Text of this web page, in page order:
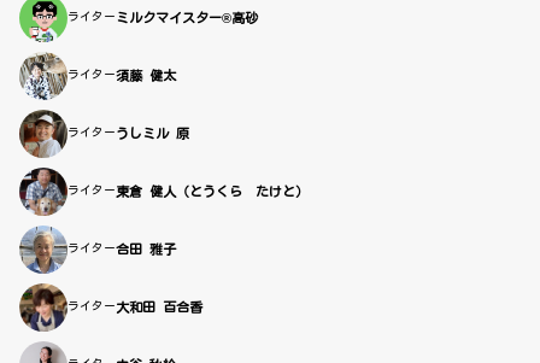
ライター ミルクマイスター®高砂
ライター須藤 健太
ライター うしミル 原
ライター 東倉 健人（とうくら たけと）
ライター合田 雅子
ライター 大和田 百合香